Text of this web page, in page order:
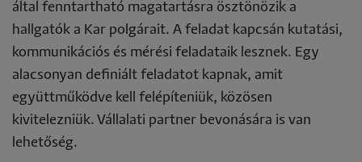
által fenntartható magatartásra ösztönözik a
hallgatók a Kar polgárait. A feladat kapcsán kutatási,
kommunikációs és mérési feladataik lesznek. Egy
alacsonyan definiált feladatot kapnak, amit
együttműködve kell felépíteniük, közösen
kivitelezniük. Vállalati partner bevonására is van
lehetőség.